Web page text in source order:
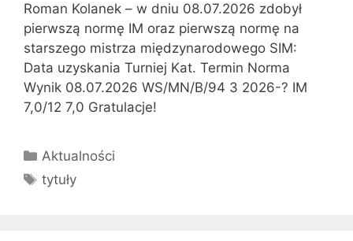
Roman Kolanek – w dniu 08.07.2026 zdobył
pierwszą normę IM oraz pierwszą normę na
starszego mistrza międzynarodowego SIM:
Data uzyskania Turniej Kat. Termin Norma
Wynik 08.07.2026 WS/MN/B/94 3 2026-? IM
7,0/12 7,0 Gratulacje!
Kategorie
Aktualności
Tagi
tytuły